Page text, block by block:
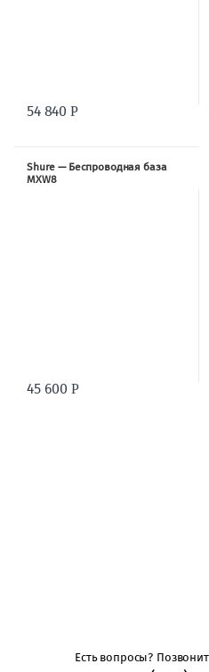
54 840Р
Shure — Беспроводная база
MXW8
45 600Р
Есть вопросы?